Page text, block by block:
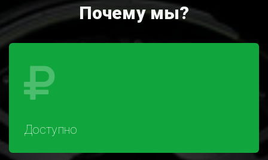
Почему мы?
Доступно